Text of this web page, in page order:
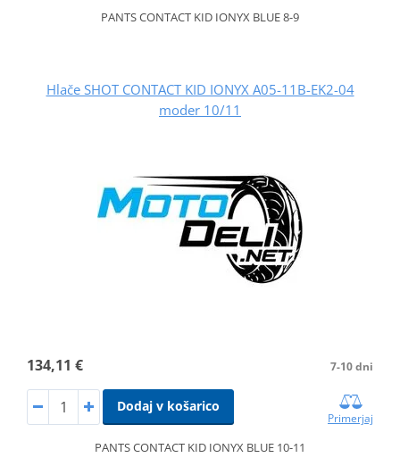
PANTS CONTACT KID IONYX BLUE 8-9
Hlače SHOT CONTACT KID IONYX A05-11B-EK2-04
moder 10/11
134,11 € 7-10 dni
Dodaj v košarico
Primerjaj
PANTS CONTACT KID IONYX BLUE 10-11